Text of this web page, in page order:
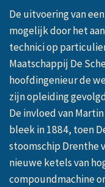
De uitvoering van
mogelijk door het
technici op
Maatschappij De
hoofdingenieur de
zijn opleiding
De invloed van
bleek in 1884, toen
stoomschip Drenthe
nieuwe ketels van
compoundmachine